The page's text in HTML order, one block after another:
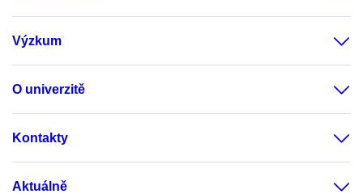
Výzkum
O univerzitě
Kontakty
Aktuálně